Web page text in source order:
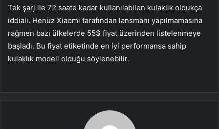
Tek şarj ile 72 saate kadar kullanılabilen kulaklık oldukça
iddialı. Henüz Xiaomi tarafından lansmanı yapılmamasına
rağmen bazı ülkelerde 55$ fiyat üzerinden listelenmeye
başladı. Bu fiyat etiketinde en iyi performansa sahip
kulaklık modeli olduğu söylenebilir.